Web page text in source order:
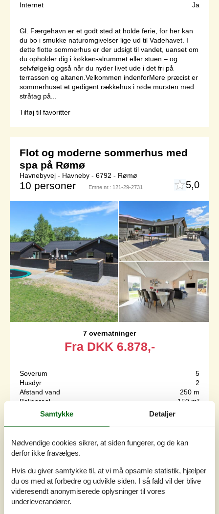
Internet
Ja
Gl. Færgehavn er et godt sted at holde ferie, for her kan
du bo i smukke naturomgivelser lige ud til Vadehavet. I
dette flotte sommerhus er der udsigt til vandet, uanset om
du opholder dig i køkken-alrummet eller stuen – og
selvfølgelig også når du nyder livet ude i det fri på
terrassen og altanen.Velkommen indenforMere præcist er
sommerhuset et gedigent rækkehus i røde mursten med
stråtag på...
Tilføj til favoritter
Flot og moderne sommerhus med
spa på Rømø
Havnebyvej - Havneby - 6792 - Rømø
10 personer Emne nr.: 121-29-2731 5,0
7 overnatninger
Fra DKK 6.878,-
Soverum
5
Husdyr
2
Afstand vand
250 m
Boligareal
150 m²
Grundareal
Et flot sommerhus til 10 personer med 5 gode
soveværelser og stort disponibelt rum, hvor man kan finde
opholdsstue er der direkte adgang til terrassen, hvor der
er god plads til hygge samt et vildmarksbad til ren
afslapning.Indretning Sommerhuset egner sig til 10
personer samt 1 barn op til 3 år. Ferieboligen er på 150
Samtykke Detaljer
Nødvendige cookies sikrer, at siden fungerer, og de kan
derfor ikke fravælges.
Hvis du giver samtykke til, at vi må opsamle statistik, hjælper
du os med at forbedre og udvikle siden. I så fald vil der blive
videresendt anonymiserede oplysninger til vores
underleverandører.